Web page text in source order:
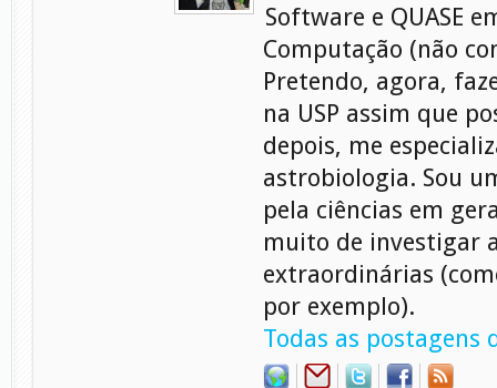
Software e QUASE
Computação (não
Pretendo, agora,
na USP assim que
depois, me
astrobiologia. Sou
pela ciências em
muito de investigar
extraordinárias
por exemplo).
Todas as postagens